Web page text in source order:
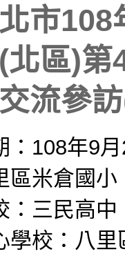
市108
北區)第
流參
：108年9
區米倉國
：三民高
學校：八